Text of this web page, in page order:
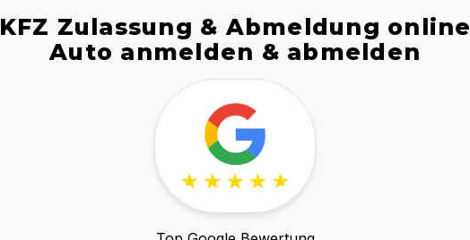
KFZ Zulassung & Abmeldung online
Auto anmelden & abmelden